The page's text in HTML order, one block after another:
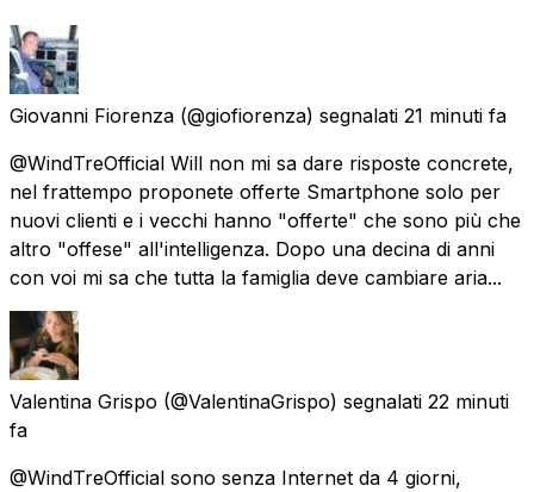
Giovanni Fiorenza (@giofiorenza) segnalati 21 minuti fa
@WindTreOfficial Will non mi sa dare risposte concrete,
nel frattempo proponete offerte Smartphone solo per
nuovi clienti e i vecchi hanno "offerte" che sono più che
altro "offese" all'intelligenza. Dopo una decina di anni
con voi mi sa che tutta la famiglia deve cambiare aria...
Valentina Grispo (@ValentinaGrispo) segnalati 22 minuti
fa
@WindTreOfficial sono senza Internet da 4 giorni,